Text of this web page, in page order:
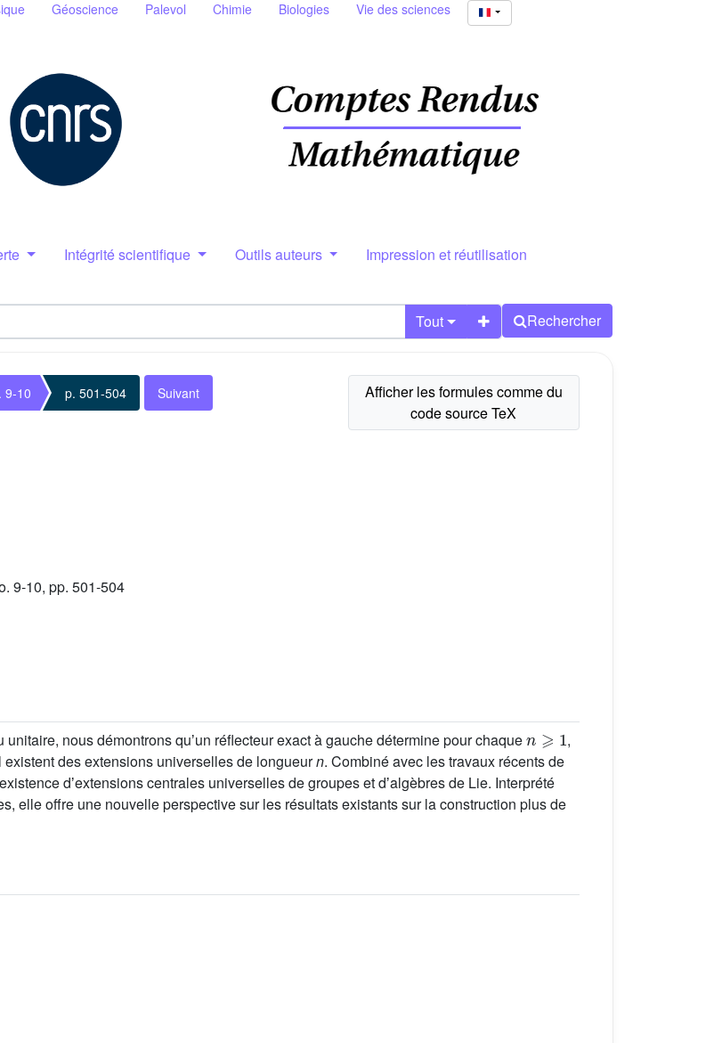
Géoscience Palevol Chimie Biologies Vie des sciences
Intégrité scientifique Outils auteurs Impression et réutilisation
Tout Rechercher
9-10 p. 501-504 Suivant
9-10, pp. 501-504
nous démontrons quʼun réflecteur exact à gauche détermine pour chaque
n⩾1
,
des extensions universelles de longueurn. Combiné avec les travaux récents de
dʼextensions centrales universelles de groupes et dʼalgèbres de Lie. Interprété
elle offre une nouvelle perspective sur les résultats existants sur la construction plus de